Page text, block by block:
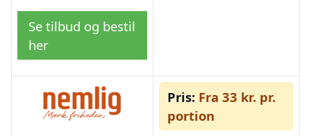
Se tilbud og bestil
her
Pris: Fra 33 kr. pr.
portion